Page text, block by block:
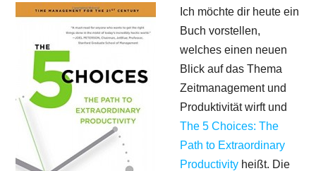
Ich möchte dir heute ein
Buch vorstellen,
welches einen neuen
Blick auf das Thema
Zeitmanagement und
Produktivität wirft und
The 5 Choices: The
Path to Extraordinary
Productivity heißt. Die